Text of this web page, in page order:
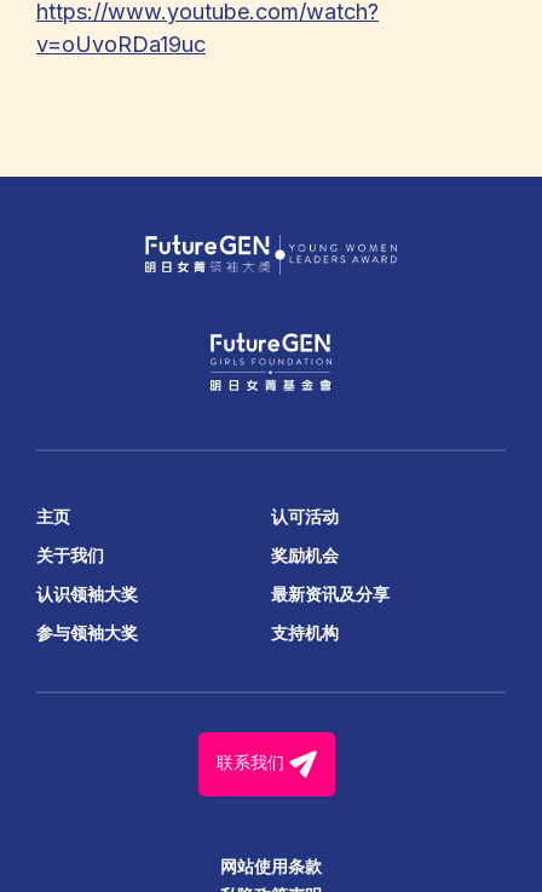
https://www.youtube.com/watch?
v=oUvoRDa19uc
主页
关于我们
认识领袖大奖
参与领袖大奖
认可活动
奖励机会
最新资讯及分享
支持机构
联系我们
网站使用条款